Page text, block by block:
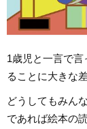
1歳児と一言で
ることに大きな
どうしてもみん
であれば絵本の